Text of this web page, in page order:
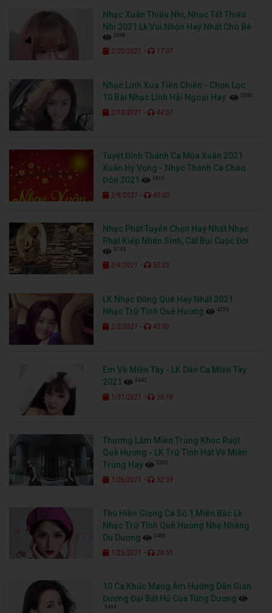
Nhạc Xuân Thiếu Nhi, Nhạc Tết Thiếu
Nhi 2021 Lk Vui Nhộn Hay Nhất Cho Bé
3668
2/20/2021 - 17:07
Nhạc Lính Xưa Tiền Chiến - Chọn Lọc
10 Bài Nhạc Lính Hải Ngoại Hay
5590
2/18/2021 - 44:07
Tuyệt Đỉnh Thánh Ca Mùa Xuân 2021
Xuân Hy Vọng - Nhạc Thánh Ca Chào
Đón 2021
3613
2/9/2021 - 40:00
Nhạc Phật Tuyển Chọn Hay Nhất Nhạc
Phật Kiếp Nhân Sinh, Cát Bụi Cuộc Đời
3744
2/4/2021 - 50:03
LK Nhạc Đồng Quê Hay Nhất 2021
Nhạc Trữ Tình Quê Hương
4256
2/2/2021 - 43:00
Em Về Miền Tây - LK Dân Ca Miền Tây
2021
3442
1/31/2021 - 50:16
Thương Lắm Miền Trung Khúc Ruột
Quê Hương - LK Trữ Tình Hát Về Miền
Trung Hay
3392
1/26/2021 - 52:39
Thu Hiền Giọng Ca Số 1 Miền Bắc Lk
Nhạc Trữ Tình Quê Hương Nhẹ Nhàng
Du Dương
3480
1/25/2021 - 28:55
10 Ca Khúc Mang Âm Hưởng Dân Gian
Đương Đại Bất Hủ Của Tùng Dương
3494